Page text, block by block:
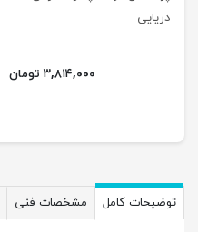
دریایی
۳,۸۱۴,۰۰۰ تومان
توضیحات کامل مشخصات فنی